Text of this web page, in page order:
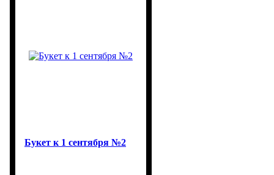
Букет к 1 сентября №2